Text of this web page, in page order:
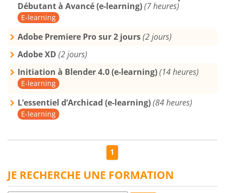
Débutant à Avancé (e-learning)(7 heures)
E-learning
Adobe Premiere Pro sur 2 jours(2 jours)
Adobe XD (2 jours)
Initiation à Blender 4.0 (e-learning)(14 heures)
E-learning
L’essentiel d’Archicad (e-learning)(84 heures)
E-learning
1
JE RECHERCHE UNE FORMATION